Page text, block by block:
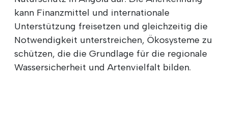
kann Finanzmittel und internationale
Unterstützung freisetzen und gleichzeitig die
Notwendigkeit unterstreichen, Ökosysteme zu
schützen, die die Grundlage für die regionale
Wassersicherheit und Artenvielfalt bilden.